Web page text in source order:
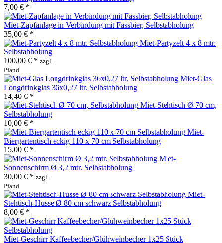
7,00 € *
Miet-Zapfanlage in Verbindung mit Fassbier, Selbstabholung
35,00 € *
Miet-Partyzelt 4 x 8 mtr.
Selbstabholung
100,00 € * zzgl.
Pfand
Miet-Glas
Longdrinkglas 36x0,27 ltr. Selbstabholung
14,40 € *
Miet-Stehtisch Ø 70 cm,
Selbstabholung
10,00 € *
Miet-
Biergartentisch eckig 110 x 70 cm Selbstabholung
15,00 € *
Miet-
Sonnenschirm Ø 3,2 mtr. Selbstabholung
30,00 € * zzgl.
Pfand
Miet-
Stehtisch-Husse Ø 80 cm schwarz Selbstabholung
8,00 € *
Miet-Geschirr Kaffeebecher/Glühweinbecher 1x25 Stück